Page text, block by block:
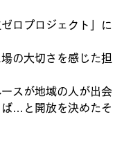
ロプロジェクト」に
の大切さを感じた担
スが地域の人が出会
ば…と開放を決めたそ